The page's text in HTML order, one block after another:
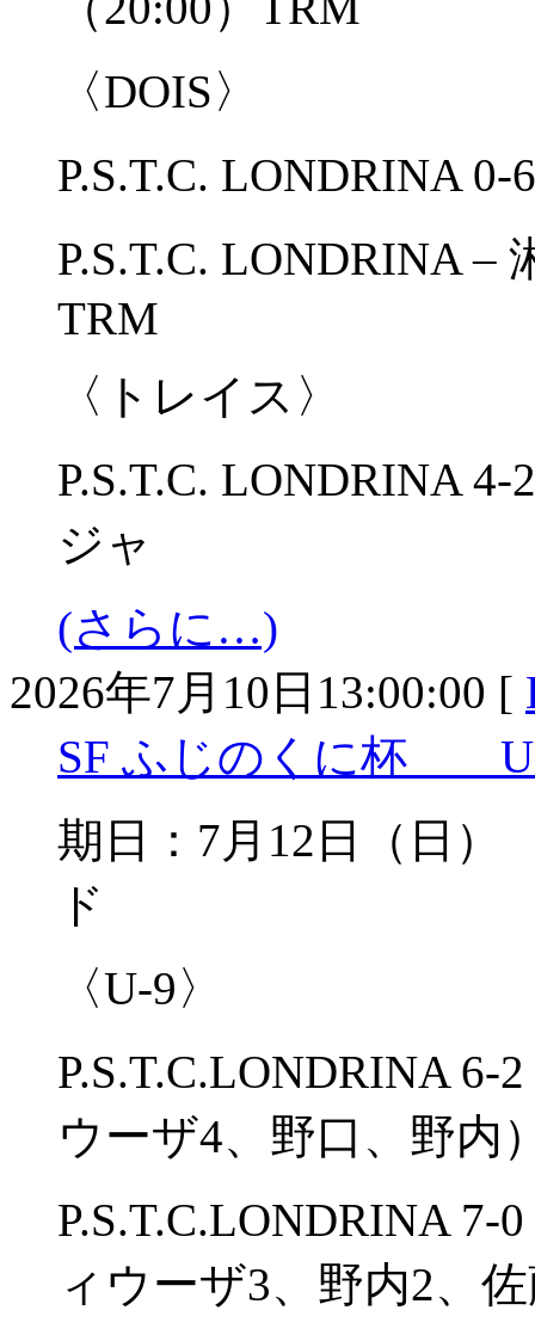
〈DOIS〉
P.S.T.C. LONDRINA 0-
P.S.T.C. LONDRINA –
TRM
〈トレイス〉
P.S.T.C. LONDRINA
ジャ
(さらに…)
2026年7月10日13:00:00 [
SF ふじのくに杯
期日：7月12日（日
ド
〈U-9〉
P.S.T.C.LONDRINA
ウーザ4、野口、野内
P.S.T.C.LONDRINA 7-
ィウーザ3、野内2、